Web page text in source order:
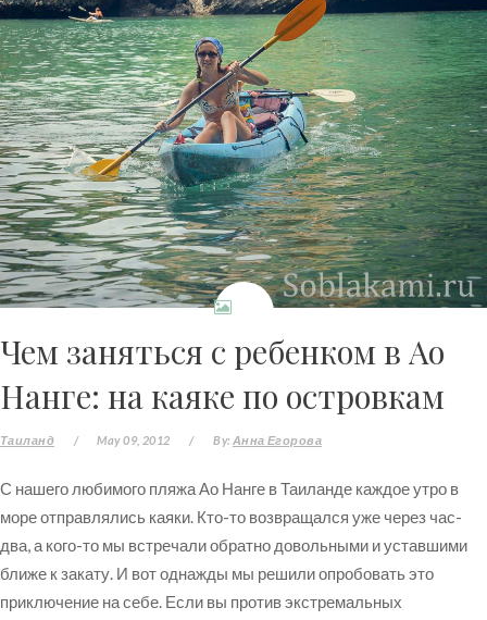
Чем заняться с ребенком в Ао
Нанге: на каяке по островкам
Таиланд / May 09, 2012 / By: Анна Егорова
С нашего любимого пляжа Ао Нанге в Таиланде каждое утро в
море отправлялись каяки. Кто-то возвращался уже через час-
два, а кого-то мы встречали обратно довольными и уставшими
ближе к закату. И вот однажды мы решили опробовать это
приключение на себе. Если вы против экстремальных